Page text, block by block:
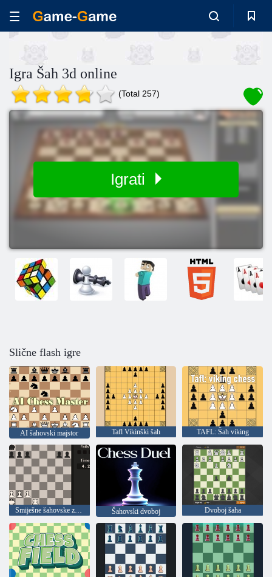
Igra Šah 3d online
(Total 257)
Igrati
Slične flash igre
AI šahovski majstor Tafl Vikinški šah TAFL: Šah viking
Smiješne šahovske zagonetke! Šahovski dvoboj Dvoboj šaha